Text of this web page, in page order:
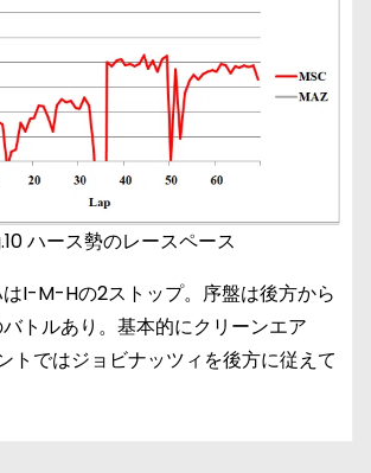
ハース勢のレースペース
はI-M-Hの2ストップ。序盤は後方から
トルあり。基本的にクリーンエア
トではジョビナッツィを後方に従えて